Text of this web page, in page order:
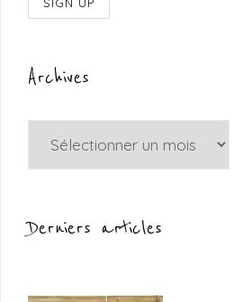
Archives
Derniers articles